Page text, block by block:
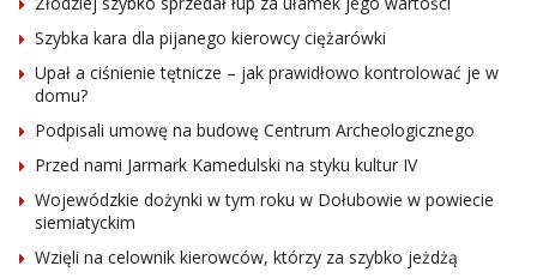
Szybka kara dla pijanego kierowcy ciężarówki
Upał a ciśnienie tętnicze – jak prawidłowo kontrolować je w
domu?
Podpisali umowę na budowę Centrum Archeologicznego
Przed nami Jarmark Kamedulski na styku kultur IV
Wojewódzkie dożynki w tym roku w Dołubowie w powiecie
siemiatyckim
Wzięli na celownik kierowców, którzy za szybko jeżdżą